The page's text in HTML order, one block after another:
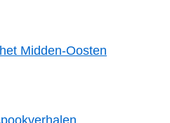
Midden-Oosten